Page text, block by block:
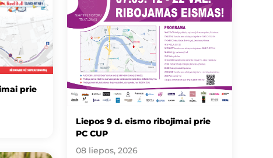
prie
Liepos 9 d. eismo ribojimai prie
PC CUP
08 liepos, 2026